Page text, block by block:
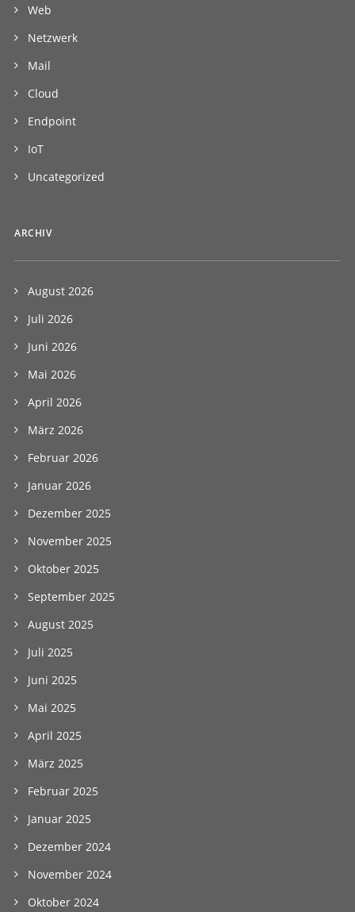
Web
Netzwerk
Mail
Cloud
Endpoint
IoT
Uncategorized
ARCHIV
August 2026
Juli 2026
Juni 2026
Mai 2026
April 2026
März 2026
Februar 2026
Januar 2026
Dezember 2025
November 2025
Oktober 2025
September 2025
August 2025
Juli 2025
Juni 2025
Mai 2025
April 2025
März 2025
Februar 2025
Januar 2025
Dezember 2024
November 2024
Oktober 2024